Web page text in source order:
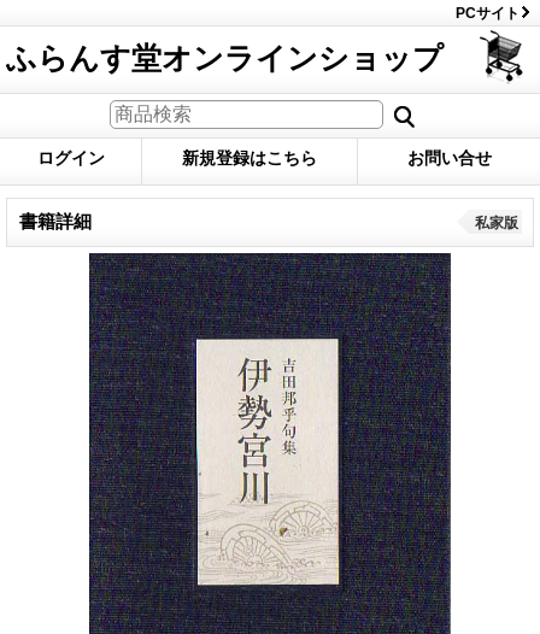
PCサイト
ふらんす堂オンラインショップ
ログイン 新規登録はこちら お問い合せ
書籍詳細 私家版